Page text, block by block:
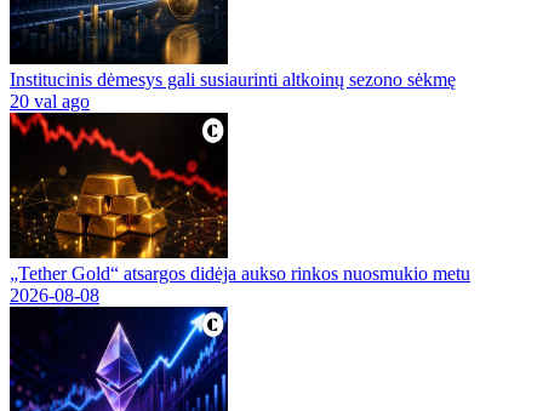
Institucinis dėmesys gali susiaurinti altkoinų sezono sėkmę
20 val ago
„Tether Gold“ atsargos didėja aukso rinkos nuosmukio metu
2026-08-08